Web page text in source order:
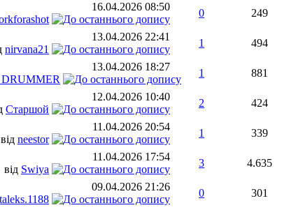
16.04.2026 08:50
0
249
13.04.2026 22:41
nirvana21
1
494
13.04.2026 18:27
1
881
12.04.2026 10:40
Старшой
2
424
11.04.2026 20:54
від neestor
1
339
11.04.2026 17:54
від Swiya
3
4.635
09.04.2026 21:26
0
301